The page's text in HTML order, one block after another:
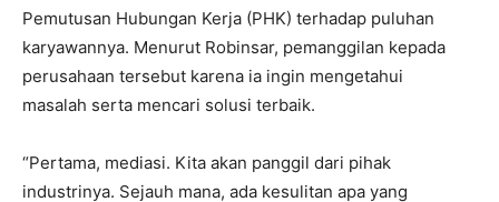
Pemutusan Hubungan Kerja (PHK) terhadap puluhan
karyawannya. Menurut Robinsar, pemanggilan kepada
perusahaan tersebut karena ia ingin mengetahui
masalah serta mencari solusi terbaik.
“Pertama, mediasi. Kita akan panggil dari pihak
industrinya. Sejauh mana, ada kesulitan apa yang